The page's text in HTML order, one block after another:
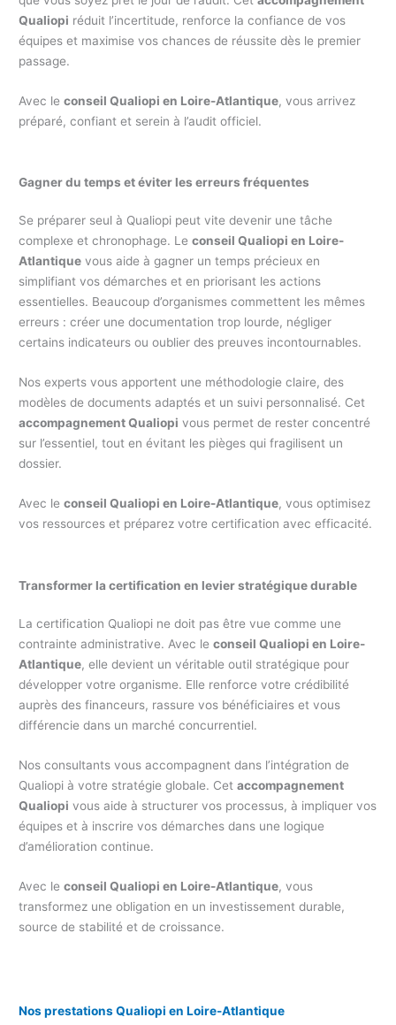
Qualiopi réduit l’incertitude, renforce la confiance de vos
équipes et maximise vos chances de réussite dès le premier
passage.
Avec leconseil Qualiopi en Loire-Atlantique, vous arrivez
préparé, confiant et serein à l’audit officiel.
Gagner du temps et éviter les erreurs fréquentes
Se préparer seul à Qualiopi peut vite devenir une tâche
complexe et chronophage. Leconseil Qualiopi en Loire-
Atlantique vous aide à gagner un temps précieux en
simplifiant vos démarches et en priorisant les actions
essentielles. Beaucoup d’organismes commettent les mêmes
erreurs : créer une documentation trop lourde, négliger
certains indicateurs ou oublier des preuves incontournables.
Nos experts vous apportent une méthodologie claire, des
modèles de documents adaptés et un suivi personnalisé. Cet
accompagnement Qualiopi vous permet de rester concentré
sur l’essentiel, tout en évitant les pièges qui fragilisent un
dossier.
Avec leconseil Qualiopi en Loire-Atlantique, vous optimisez
vos ressources et préparez votre certification avec efficacité.
Transformer la certification en levier stratégique durable
La certification Qualiopi ne doit pas être vue comme une
contrainte administrative. Avec leconseil Qualiopi en Loire-
Atlantique, elle devient un véritable outil stratégique pour
développer votre organisme. Elle renforce votre crédibilité
auprès des financeurs, rassure vos bénéficiaires et vous
différencie dans un marché concurrentiel.
Nos consultants vous accompagnent dans l’intégration de
Qualiopi à votre stratégie globale. Cetaccompagnement
Qualiopi vous aide à structurer vos processus, à impliquer vos
équipes et à inscrire vos démarches dans une logique
d’amélioration continue.
Avec leconseil Qualiopi en Loire-Atlantique, vous
transformez une obligation en un investissement durable,
source de stabilité et de croissance.
Nos prestations Qualiopi en Loire-Atlantique